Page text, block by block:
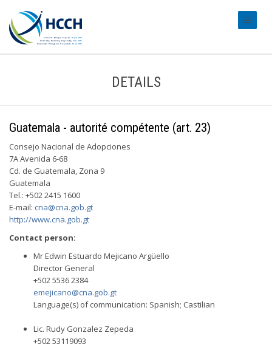
DETAILS
Guatemala - autorité compétente (art. 23)
Consejo Nacional de Adopciones
7A Avenida 6-68
Cd. de Guatemala, Zona 9
Guatemala
Tel.: +502 2415 1600
E-mail: cna@cna.gob.gt
http://www.cna.gob.gt
Contact person:
Mr Edwin Estuardo Mejicano Argüello
Director General
+502 5536 2384
emejicano@cna.gob.gt
Language(s) of communication: Spanish; Castilian
Lic. Rudy Gonzalez Zepeda
+502 53119093